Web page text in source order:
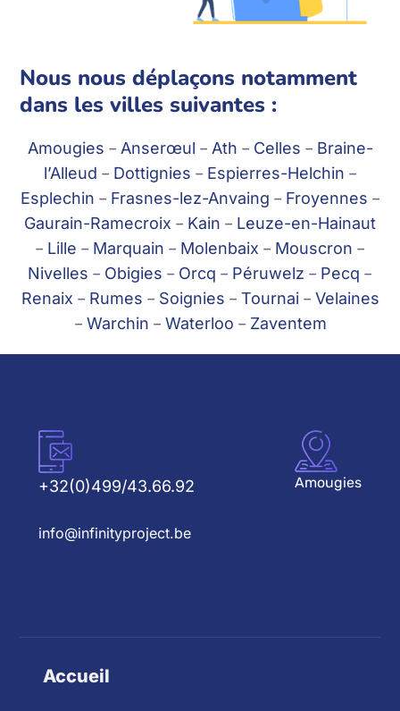
Nous nous déplaçons notamment
dans les villes suivantes :
Amougies – Anserœul – Ath – Celles – Braine-
l’Alleud – Dottignies – Espierres-Helchin –
Esplechin – Frasnes-lez-Anvaing – Froyennes –
Gaurain-Ramecroix – Kain – Leuze-en-Hainaut
– Lille – Marquain – Molenbaix – Mouscron –
Nivelles – Obigies – Orcq – Péruwelz – Pecq –
Renaix – Rumes – Soignies – Tournai– Velaines
– Warchin – Waterloo – Zaventem
+32(0)499/43.66.92
info@infinityproject.be
Amougies
Accueil